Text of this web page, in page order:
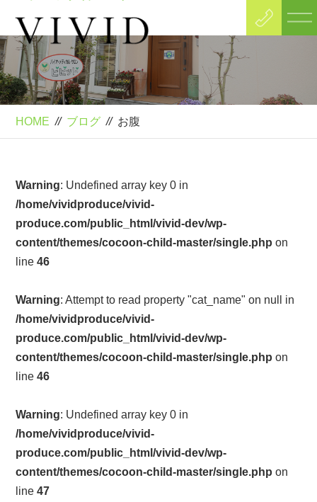
Blog
ブログ
HOME // ブログ // お腹
Warning: Undefined array key 0 in
/home/vividproduce/vivid-
produce.com/public_html/vivid-dev/wp-
content/themes/cocoon-child-master/single.php on
line46
Warning: Attempt to read property "cat_name" on null in
/home/vividproduce/vivid-
produce.com/public_html/vivid-dev/wp-
content/themes/cocoon-child-master/single.php on
line46
Warning: Undefined array key 0 in
/home/vividproduce/vivid-
produce.com/public_html/vivid-dev/wp-
content/themes/cocoon-child-master/single.php on
line47